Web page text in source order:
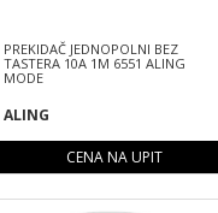
PREKIDAČ JEDNOPOLNI BEZ
TASTERA 10A 1M 6551 ALING
MODE
ALING
CENA NA UPIT